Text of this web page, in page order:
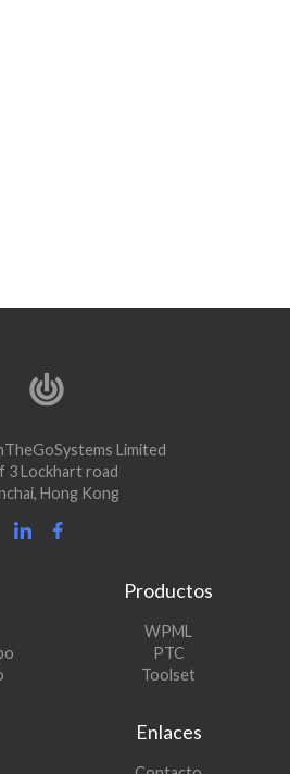
Limited
3 Lockhart road
Hong Kong
Productos
WPML
en
ventana)
PTC(se
abre
nueva
Toolset(se
una
Enlaces